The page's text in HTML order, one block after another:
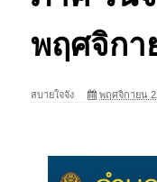
พฤศจิกา
สบายใจจัง พฤศจิกายน